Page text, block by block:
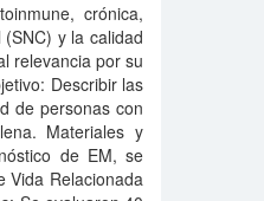
crónica,
y la calidad
relevancia por su
Describir las
de personas con
Materiales y
de EM, se
Vida Relacionada